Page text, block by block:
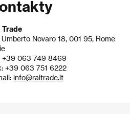
Trade
Umberto Novaro 18, 001 95, Rome
+39 063 749 8469
+39 063 751 6222
info@raitrade.it